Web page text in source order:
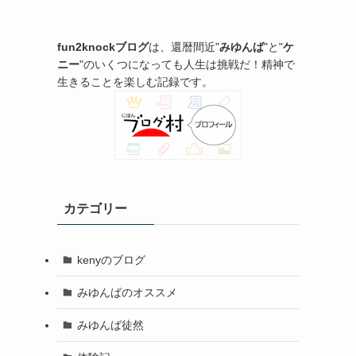
fun2knockブログは、還暦間近"みゆんば"と"ケ
ニー"のいくつになっても人生は挑戦だ！精神で
生きることを楽しむ記録です。
カテゴリー
kenyのブログ
みゆんばのオススメ
みゆんば徒然